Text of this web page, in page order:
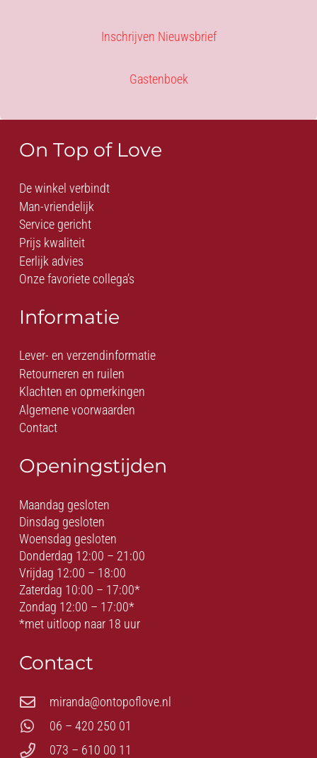
Inschrijven Nieuwsbrief
Gastenboek
On Top of Love
De winkel verbindt
Man-vriendelijk
Service gericht
Prijs kwaliteit
Eerlijk advies
Onze favoriete collega’s
Informatie
Lever- en verzendinformatie
Retourneren en ruilen
Klachten en opmerkingen
Algemene voorwaarden
Contact
Openingstijden
Maandag gesloten
Dinsdag gesloten
Woensdag gesloten
Donderdag 12:00 – 21:00
Vrijdag 12:00 – 18:00
Zaterdag 10:00 – 17:00*
Zondag 12:00 – 17:00*
*met uitloop naar 18 uur
Contact
miranda@ontopoflove.nl
06 – 420 250 01
073 – 610 00 11